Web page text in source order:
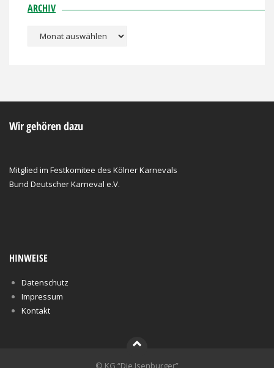
ARCHIV
Archiv
Wir gehören dazu
Mitglied im Festkomitee des Kölner Karnevals
Bund Deutscher Karneval e.V.
HINWEISE
Datenschutz
Impressum
Kontakt
© KG “Die Isenburger”